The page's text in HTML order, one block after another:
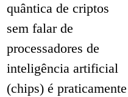
quântica de criptos
sem falar de
processadores de
inteligência artificial
(chips) é praticamente